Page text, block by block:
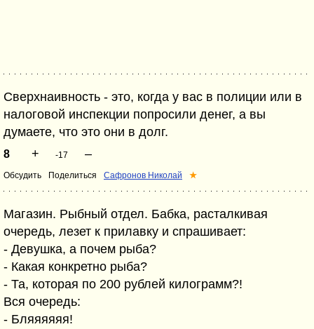
Сверхнаивность - это, когда у вас в полиции или в
налоговой инспекции попросили денег, а вы
думаете, что это они в долг.
8 + -17 –
Обсудить Поделиться Сафронов Николай ★
Магазин. Рыбный отдел. Бабка, расталкивая
очередь, лезет к прилавку и спрашивает:
- Девушка, а почем рыба?
- Какая конкретно рыба?
- Та, которая по 200 рублей килограмм?!
Вся очередь:
- Бляяяяяя!